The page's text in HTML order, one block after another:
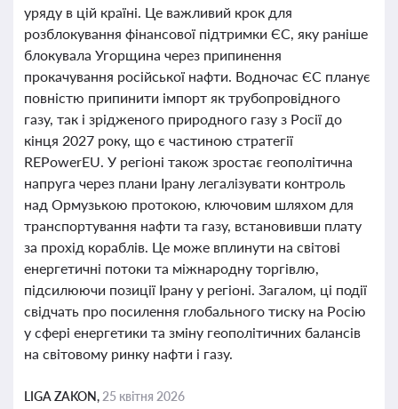
уряду в цій країні. Це важливий крок для
розблокування фінансової підтримки ЄС, яку раніше
блокувала Угорщина через припинення
прокачування російської нафти. Водночас ЄС планує
повністю припинити імпорт як трубопровідного
газу, так і зрідженого природного газу з Росії до
кінця 2027 року, що є частиною стратегії
REPowerEU. У регіоні також зростає геополітична
напруга через плани Ірану легалізувати контроль
над Ормузькою протокою, ключовим шляхом для
транспортування нафти та газу, встановивши плату
за прохід кораблів. Це може вплинути на світові
енергетичні потоки та міжнародну торгівлю,
підсилюючи позиції Ірану у регіоні. Загалом, ці події
свідчать про посилення глобального тиску на Росію
у сфері енергетики та зміну геополітичних балансів
на світовому ринку нафти і газу.
LIGA ZAKON, 25 квітня 2026